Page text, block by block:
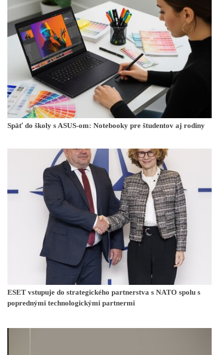
Späť do školy s ASUS-om: Notebooky pre študentov aj rodiny
ESET vstupuje do strategického partnerstva s NATO spolu s
poprednými technologickými partnermi